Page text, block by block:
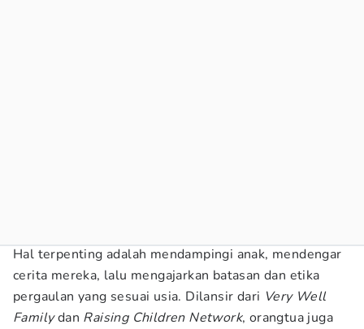
Hal terpenting adalah mendampingi anak, mendengar
cerita mereka, lalu mengajarkan batasan dan etika
pergaulan yang sesuai usia. Dilansir dari Very Well
Familydan Raising Children Network, orangtua juga